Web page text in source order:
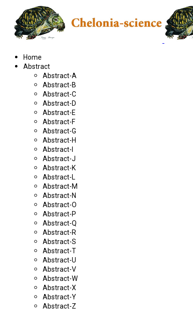
Home
Abstract
Abstract-A
Abstract-B
Abstract-C
Abstract-D
Abstract-E
Abstract-F
Abstract-G
Abstract-H
Abstract-I
Abstract-J
Abstract-K
Abstract-L
Abstract-M
Abstract-N
Abstract-O
Abstract-P
Abstract-Q
Abstract-R
Abstract-S
Abstract-T
Abstract-U
Abstract-V
Abstract-W
Abstract-X
Abstract-Y
Abstract-Z